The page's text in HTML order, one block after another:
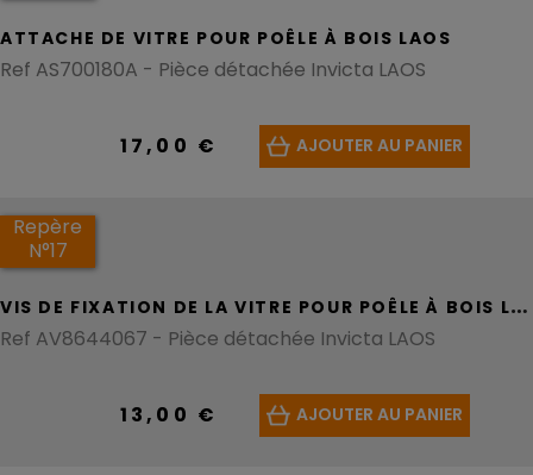
ATTACHE DE VITRE POUR POÊLE À BOIS LAOS
Ref AS700180A - Pièce détachée Invicta LAOS
17,00 € AJOUTER AU PANIER
Repère
N°17
V
IS DE FIXATION DE LA VITRE POUR POÊLE À BOIS LAOS
Ref AV8644067 - Pièce détachée Invicta LAOS
13,00 € AJOUTER AU PANIER